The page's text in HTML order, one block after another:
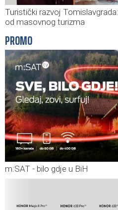
Turistički razvoj
od masovnog turizma
PROMO
m:SAT - bilo gdje u BiH